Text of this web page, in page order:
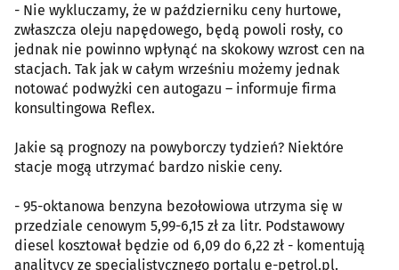
- Nie wykluczamy, że w październiku ceny hurtowe,
zwłaszcza oleju napędowego, będą powoli rosły, co
jednak nie powinno wpłynąć na skokowy wzrost cen na
stacjach. Tak jak w całym wrześniu możemy jednak
notować podwyżki cen autogazu – informuje firma
konsultingowa Reflex.
Jakie są prognozy na powyborczy tydzień? Niektóre
stacje mogą utrzymać bardzo niskie ceny.
- 95-oktanowa benzyna bezołowiowa utrzyma się w
przedziale cenowym 5,99-6,15 zł za litr. Podstawowy
diesel kosztował będzie od 6,09 do 6,22 zł - komentują
analitycy ze specjalistycznego portalu e-petrol.pl.